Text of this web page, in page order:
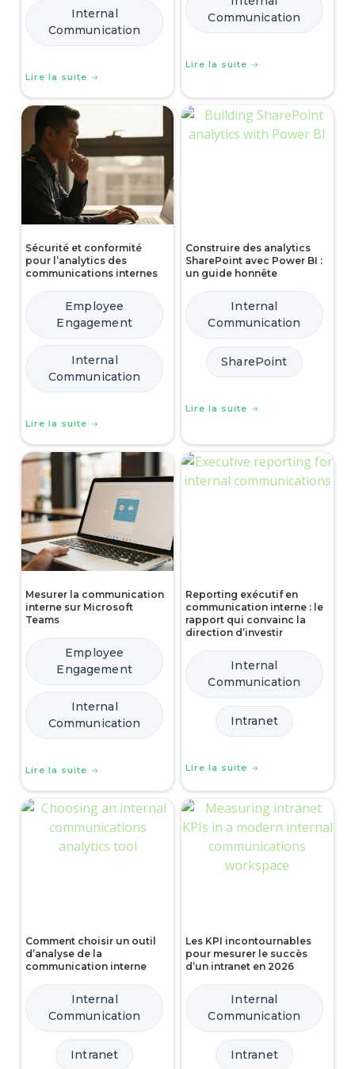
Internal
Communication
Lire la suite
Communication
Lire la suite
Sécurité et conformité
pour l’analytics des
communications internes
Employee
Engagement
Internal
Communication
Lire la suite
Construire des analytics
SharePoint avec Power BI :
un guide honnête
Internal
Communication
SharePoint
Lire la suite
Mesurer la communication
interne sur Microsoft
Teams
Employee
Engagement
Internal
Communication
Lire la suite
Reporting exécutif en
communication interne : le
rapport qui convainc la
direction d’investir
Internal
Communication
Intranet
Lire la suite
Comment choisir un outil
d’analyse de la
communication interne
Internal
Communication
Intranet
Les KPI incontournables
pour mesurer le succès
d’un intranet en 2026
Internal
Communication
Intranet